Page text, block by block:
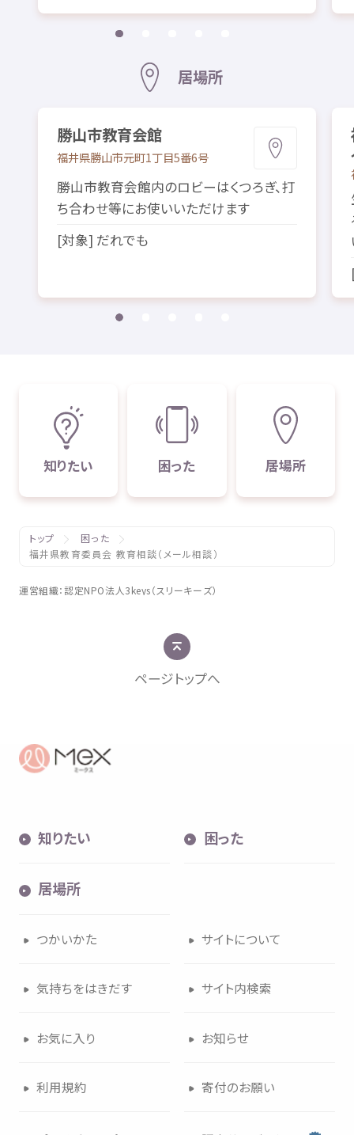
居場所
勝山市教育会館
福井県勝山市元町1丁目5番6号
勝山市教育会館内のロビーはくつろぎ、打
ち合わせ等にお使いいただけます
[対象] だれでも
知りたい 困った 居場所
トップ
困った
福井県教育委員会 教育相談（メール相談）
運営組織：認定NPO法人 3keys（スリーキーズ）
ページトップへ
知りたい 困った
居場所
つかいかた サイトについて
気持ちをはきだす サイト内検索
お気に入 り お知らせ
利用規約 寄付のお願い